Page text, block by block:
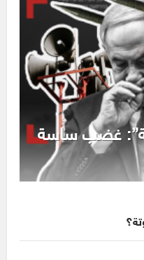
غضب ساسة